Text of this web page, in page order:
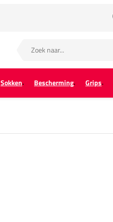
Sokken Bescherming Grips